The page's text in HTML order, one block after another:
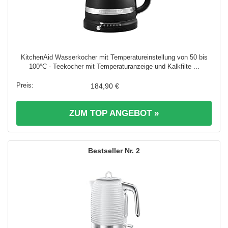
KitchenAid Wasserkocher mit Temperatureinstellung von 50 bis
100°C - Teekocher mit Temperaturanzeige und Kalkfilte ...
184,90 €
ZUM TOP ANGEBOT »
2